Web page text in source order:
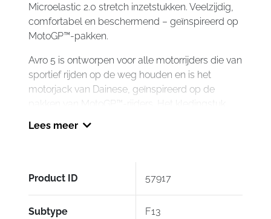
F13
aantal
Microelastic 2.0 stretch inzetstukken. Veelzijdig,
comfortabel en beschermend – geïnspireerd op
MotoGP™-pakken.
Avro 5 is ontworpen voor alle motorrijders die van
sportief rijden op de weg houden en is het
motorjack van Dainese, geïnspireerd op de
pakken van MotoGP™-rijders. Het kledingstuk
is gemaakt van fijn Tutu-koeienleer en beschikt
bewegingsvrijheid tijdens het rijden.
nieuwe snelle racekraagconstructie , een op de
Lees meer
Product ID 57917
Subtype F13